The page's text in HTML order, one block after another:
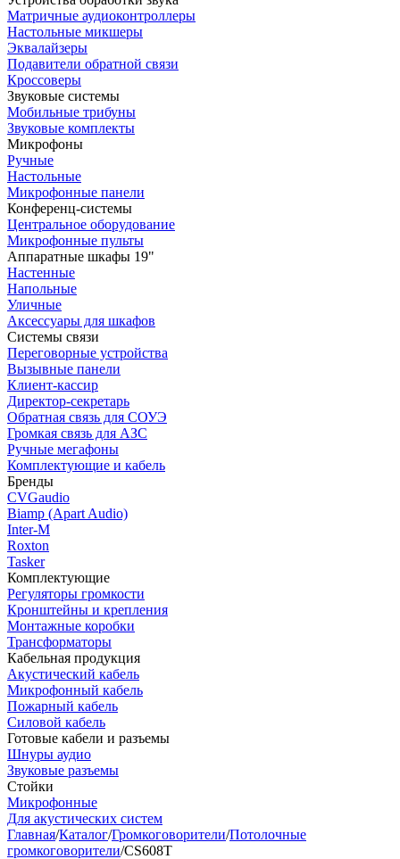
Матричные аудиоконтроллеры
Настольные микшеры
Эквалайзеры
Подавители обратной связи
Кроссоверы
Звуковые системы
Мобильные трибуны
Звуковые комплекты
Микрофоны
Ручные
Настольные
Микрофонные панели
Конференц-системы
Центральное оборудование
Микрофонные пульты
Аппаратные шкафы 19"
Настенные
Напольные
Уличные
Аксессуары для шкафов
Системы связи
Переговорные устройства
Вызывные панели
Клиент-кассир
Директор-секретарь
Обратная связь для СОУЭ
Громкая связь для АЗС
Ручные мегафоны
Комплектующие и кабель
Бренды
CVGaudio
Biamp (Apart Audio)
Inter-M
Roxton
Tasker
Комплектующие
Регуляторы громкости
Кронштейны и крепления
Монтажные коробки
Трансформаторы
Кабельная продукция
Акустический кабель
Микрофонный кабель
Пожарный кабель
Силовой кабель
Готовые кабели и разъемы
Шнуры аудио
Звуковые разъемы
Стойки
Микрофонные
Для акустических систем
Главная/Каталог/Громкоговорители/Потолочные
громкоговорители/CS608T